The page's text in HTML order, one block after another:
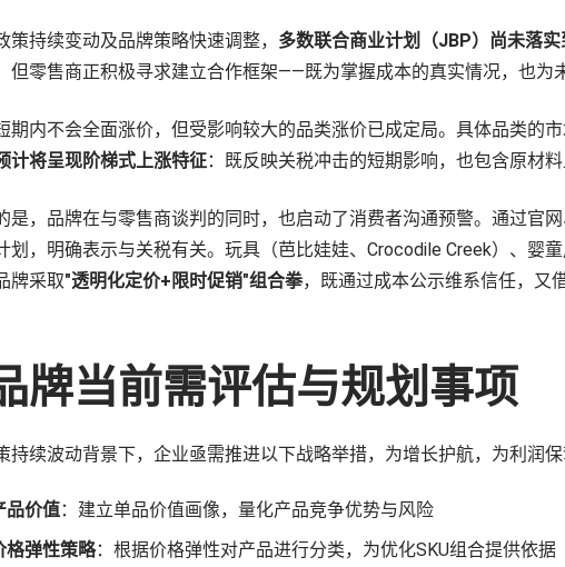
策持续变动及品牌策略快速调整， 多数联合商业计划（JBP）尚未落
但零售商正积极寻求建立合作框架——既为掌握成本的真实情况，也为
期内不会全面涨价，但受影响较大的品类涨价已成定局。具体品类的
计将呈现阶梯式上涨特征：既反映关税冲击的短期影响，也包含原材料
是，品牌在与零售商谈判的同时，也启动了消费者沟通预警。通过官
划，明确表示与关税有关。玩具（芭比娃娃、Crocodile Creek）、婴
牌采取"透明化定价+限时促销"组合拳，既通过成本公示维系信任，又
牌当前需评估与规划事项
持续波动背景下，企业亟需推进以下战略举措，为增长护航，为利润保
品价值：建立单品价值画像，量化产品竞争优势与风险
格弹性策略：根据价格弹性对产品进行分类，为优化SKU组合提供依据